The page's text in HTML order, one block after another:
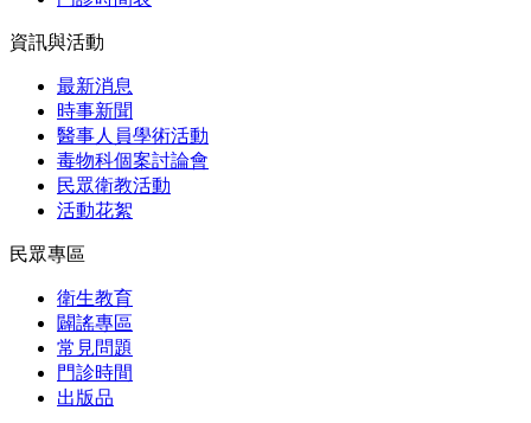
資訊與活動
最新消息
時事新聞
醫事人員學術活動
毒物科個案討論會
民眾衛教活動
活動花絮
民眾專區
衛生教育
闢謠專區
常見問題
門診時間
出版品